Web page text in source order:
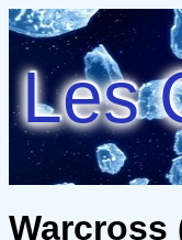
Les
Warcross